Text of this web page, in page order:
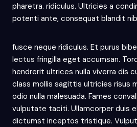
pharetra. ridiculus. Ultricies a
potenti ante, consequat blandit
fusce neque ridiculus. Et purus
lectus fringilla eget accumsan.
hendrerit ultrices nulla viverra dis
class mollis sagittis ultricies risus
odio nulla malesuada. Fames
vulputate taciti. Ullamcorper duis
dictumst inceptos tristique.